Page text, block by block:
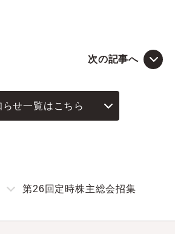
次の記事へ
らせ一覧はこちら
第26回定時株主総会招集